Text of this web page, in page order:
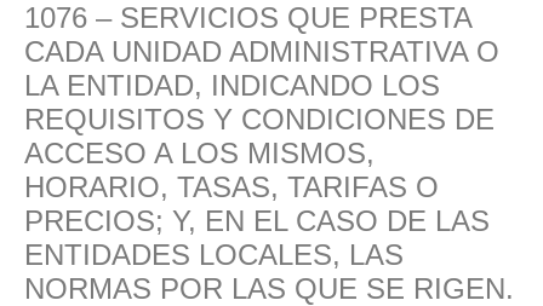
1076 – SERVICIOS QUE PRESTA
CADA UNIDAD ADMINISTRATIVA O
LA ENTIDAD, INDICANDO LOS
REQUISITOS Y CONDICIONES DE
ACCESO A LOS MISMOS,
HORARIO, TASAS, TARIFAS O
PRECIOS; Y, EN EL CASO DE LAS
ENTIDADES LOCALES, LAS
NORMAS POR LAS QUE SE RIGEN.